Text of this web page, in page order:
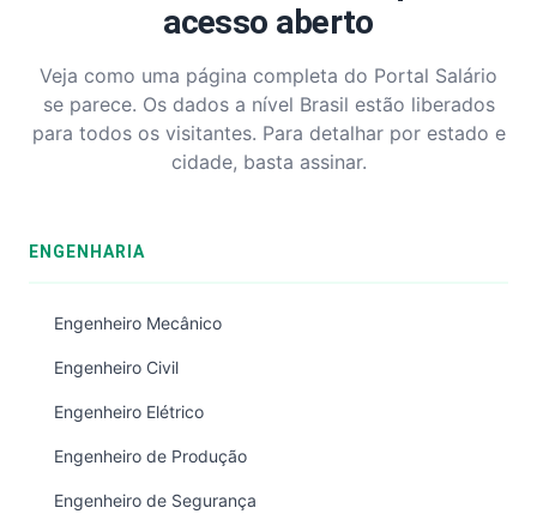
acesso aberto
Veja como uma página completa do Portal Salário
se parece. Os dados a nível Brasil estão liberados
para todos os visitantes. Para detalhar por estado e
cidade, basta assinar.
ENGENHARIA
Engenheiro Mecânico
Engenheiro Civil
Engenheiro Elétrico
Engenheiro de Produção
Engenheiro de Segurança